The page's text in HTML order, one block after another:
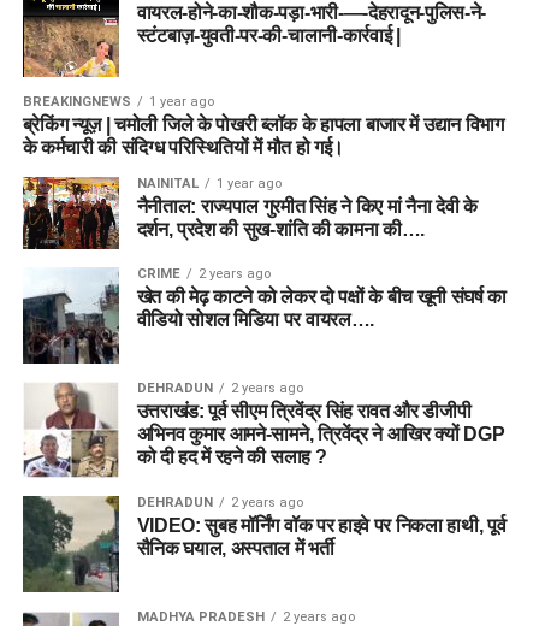
वायरल-होने-का-शौक-पड़ा-भारी-—-देहरादून-पुलिस-ने-
स्टंटबाज़-युवती-पर-की-चालानी-कार्रवाई |
BREAKINGNEWS 1 year ago
ब्रेकिंग न्यूज़ | चमोली जिले के पोखरी ब्लॉक के हापला बाजार में उद्यान विभाग
के कर्मचारी की संदिग्ध परिस्थितियों में मौत हो गई।
NAINITAL 1 year ago
नैनीताल: राज्यपाल गुरमीत सिंह ने किए मां नैना देवी के
दर्शन, प्रदेश की सुख-शांति की कामना की….
CRIME 2 years ago
खेत की मेढ़ काटने को लेकर दो पक्षों के बीच खूनी संघर्ष का
वीडियो सोशल मिडिया पर वायरल….
DEHRADUN 2 years ago
उत्तराखंड: पूर्व सीएम त्रिवेंद्र सिंह रावत और डीजीपी
अभिनव कुमार आमने-सामने, त्रिवेंद्र ने आखिर क्यों DGP
को दी हद में रहने की सलाह ?
DEHRADUN 2 years ago
VIDEO: सुबह मॉर्निंग वॉक पर हाइवे पर निकला हाथी, पूर्व
सैनिक घयाल, अस्पताल में भर्ती
MADHYA PRADESH 2 years ago